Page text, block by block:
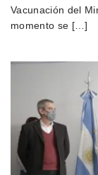
Vacunación del
momento se […]